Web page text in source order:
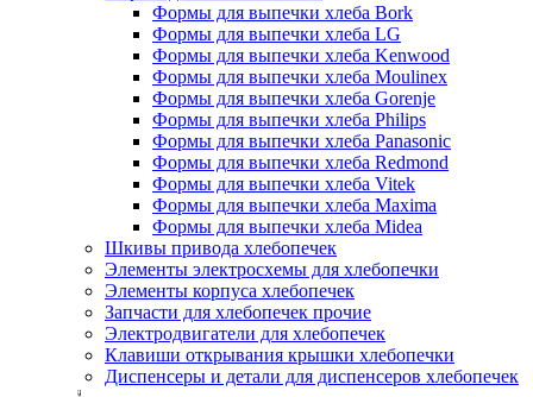
Формы для выпечки хлеба Bork
Формы для выпечки хлеба LG
Формы для выпечки хлеба Kenwood
Формы для выпечки хлеба Moulinex
Формы для выпечки хлеба Gorenje
Формы для выпечки хлеба Philips
Формы для выпечки хлеба Panasonic
Формы для выпечки хлеба Redmond
Формы для выпечки хлеба Vitek
Формы для выпечки хлеба Maxima
Формы для выпечки хлеба Midea
Шкивы привода хлебопечек
Элементы электросхемы для хлебопечки
Элементы корпуса хлебопечек
Запчасти для хлебопечек прочие
Электродвигатели для хлебопечек
Клавиши открывания крышки хлебопечки
Диспенсеры и детали для диспенсеров хлебопечек